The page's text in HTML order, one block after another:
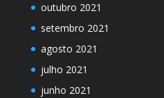
outubro 2021
setembro 2021
agosto 2021
julho 2021
junho 2021